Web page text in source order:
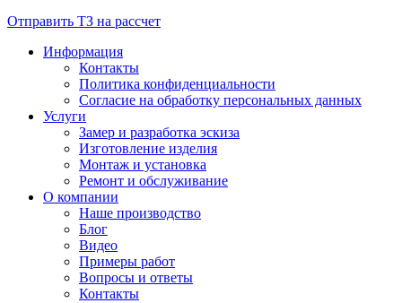
Отправить ТЗ на рассчет
Информация
Контакты
Политика конфиденциальности
Согласие на обработку персональных данных
Услуги
Замер и разработка эскиза
Изготовление изделия
Монтаж и установка
Ремонт и обслуживание
О компании
Наше производство
Блог
Видео
Примеры работ
Вопросы и ответы
Контакты